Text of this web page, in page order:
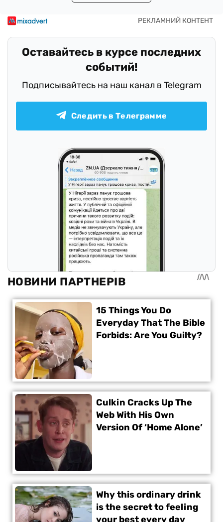
Оставайтесь в курсе последних
событий!
Подписывайтесь на наш канал в Telegram
Следить в Телеграмме